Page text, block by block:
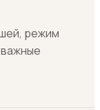
режим